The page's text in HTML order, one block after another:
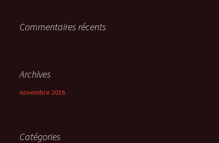
:Commentaires récents
Archives
novembre 2016
Catégories